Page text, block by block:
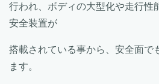
行われ、ボディの大型化や走行性
安全装置が
搭載されている事から、安全面で
ます。